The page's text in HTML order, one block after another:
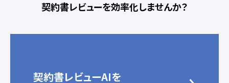
契約書レビューを効率化しませんか？
契約書レビューAIを